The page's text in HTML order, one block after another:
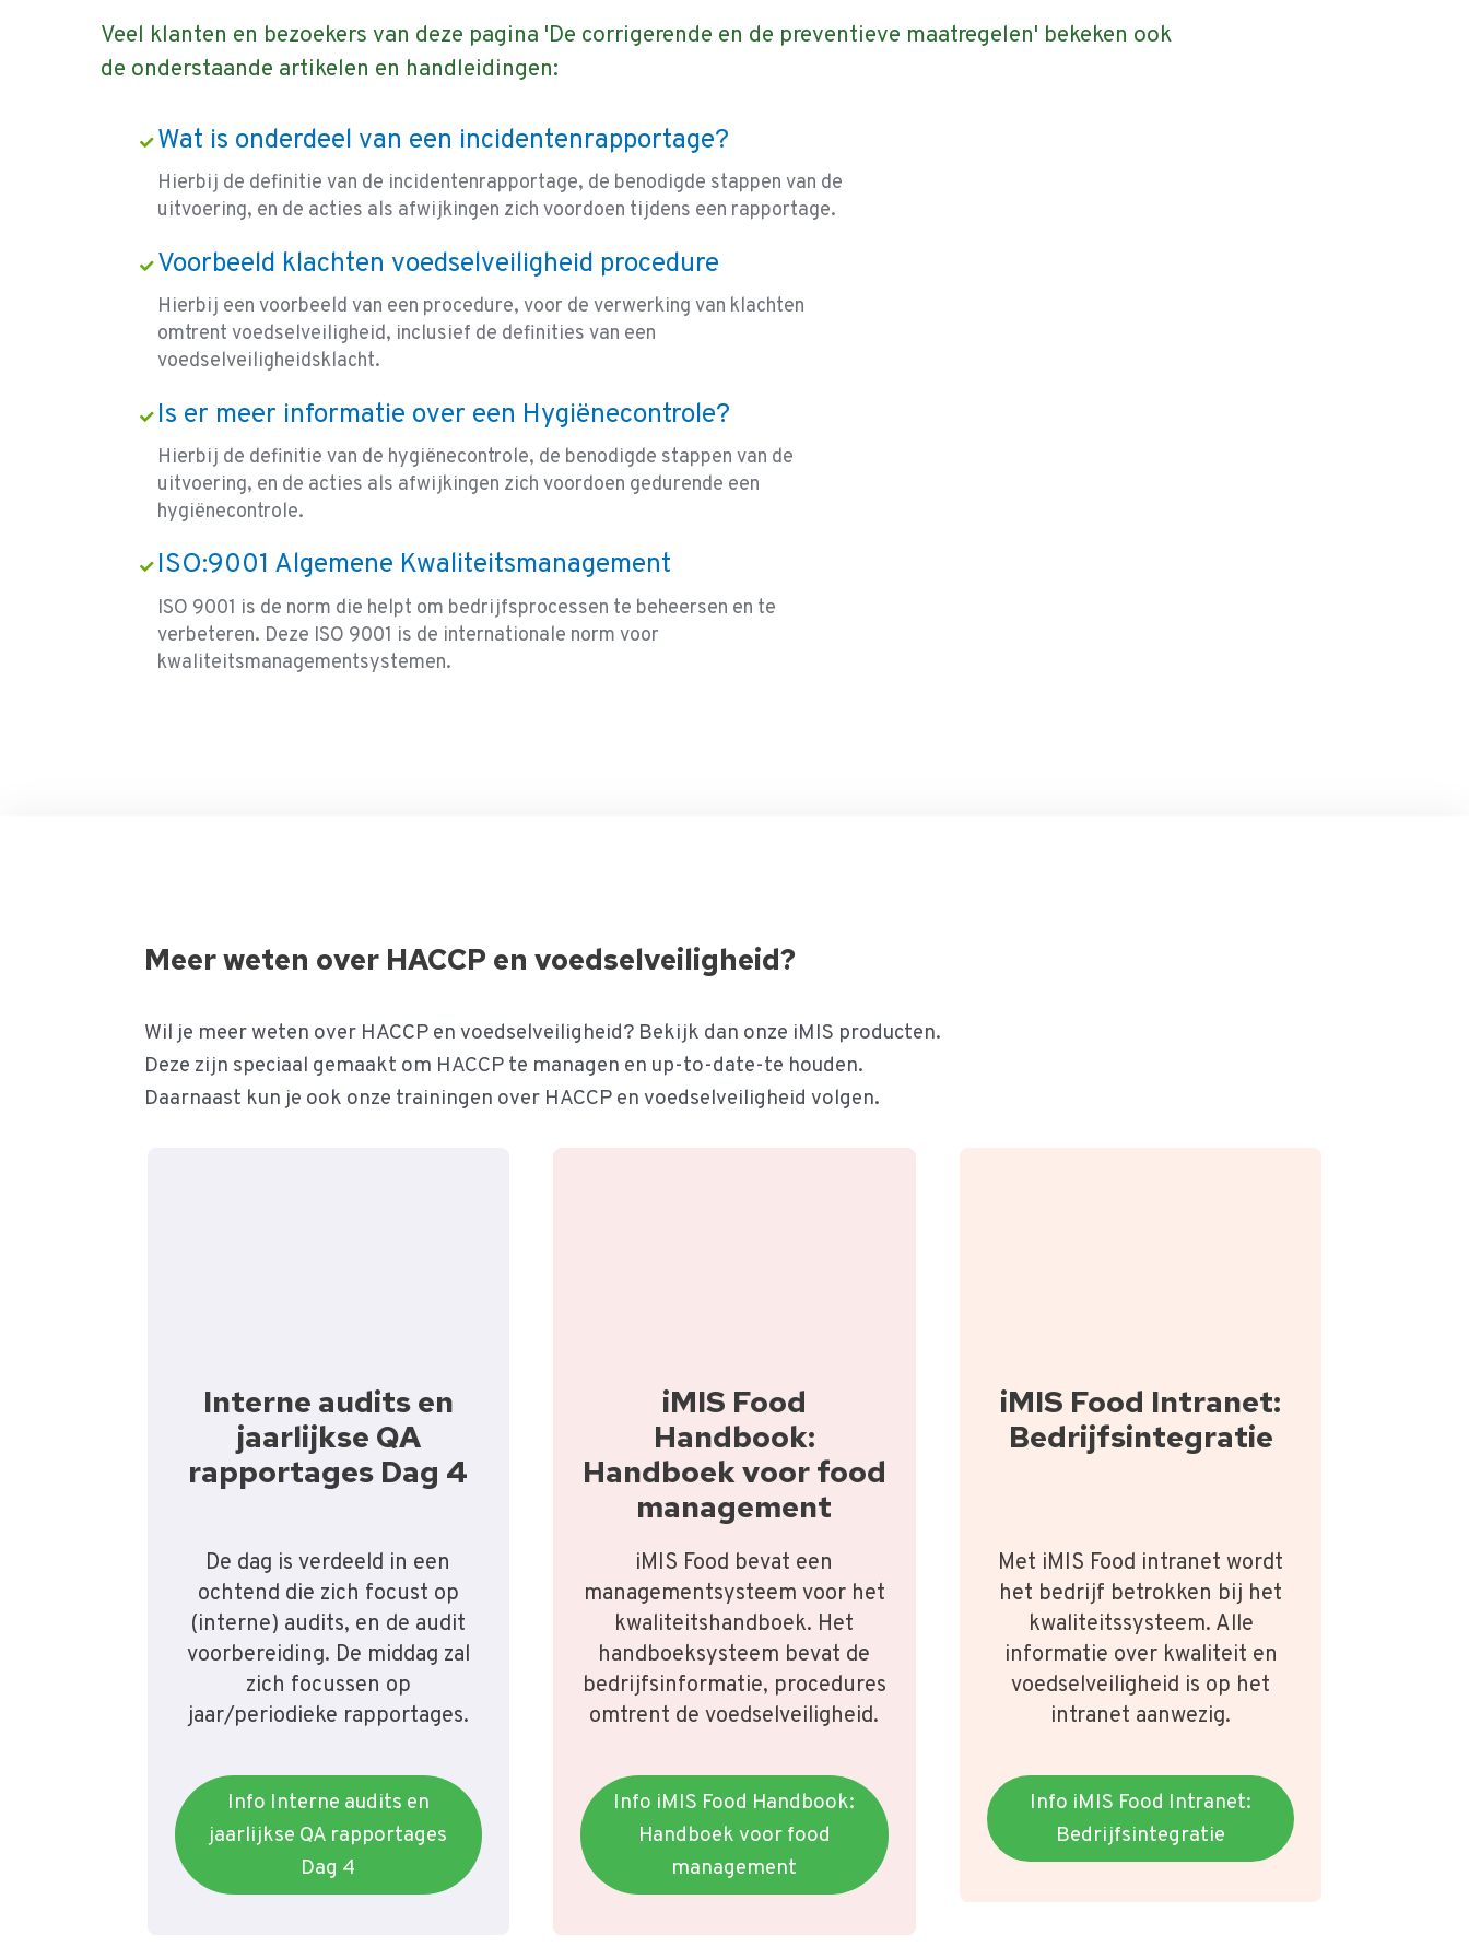
Veel klanten en bezoekers van deze pagina 'De corrigerende en de preventieve maatregelen' bekeken ook
de onderstaande artikelen en handleidingen:
Wat is onderdeel van een incidentenrapportage?
Hierbij de definitie van de incidentenrapportage, de benodigde stappen van de
uitvoering, en de acties als afwijkingen zich voordoen tijdens een rapportage.
Voorbeeld klachten voedselveiligheid procedure
Hierbij een voorbeeld van een procedure, voor de verwerking van klachten
omtrent voedselveiligheid, inclusief de definities van een
voedselveiligheidsklacht.
Is er meer informatie over een Hygiënecontrole?
Hierbij de definitie van de hygiënecontrole, de benodigde stappen van de
uitvoering, en de acties als afwijkingen zich voordoen gedurende een
hygiënecontrole.
ISO:9001 Algemene Kwaliteitsmanagement
ISO 9001 is de norm die helpt om bedrijfsprocessen te beheersen en te
verbeteren. Deze ISO 9001 is de internationale norm voor
kwaliteitsmanagementsystemen.
Meer weten over HACCP en voedselveiligheid?
Wil je meer weten over HACCP en voedselveiligheid? Bekijk dan onze iMIS producten.
Deze zijn speciaal gemaakt om HACCP te managen en up-to-date-te houden.
Daarnaast kun je ook onze trainingen over HACCP en voedselveiligheid volgen.
Interne audits en
jaarlijkse QA
rapportages Dag 4
De dag is verdeeld in een
ochtend die zich focust op
(interne) audits, en de audit
voorbereiding. De middag zal
zich focussen op
jaar/periodieke rapportages.
Info Interne audits en
jaarlijkse QA rapportages
Dag 4
iMIS Food
Handbook:
Handboek voor food
management
iMIS Food bevat een
managementsysteem voor het
kwaliteitshandboek. Het
handboeksysteem bevat de
bedrijfsinformatie, procedures
omtrent de voedselveiligheid.
Info iMIS Food Handbook:
Handboek voor food
management
iMIS Food Intranet:
Bedrijfsintegratie
Met iMIS Food intranet wordt
het bedrijf betrokken bij het
kwaliteitssysteem. Alle
informatie over kwaliteit en
voedselveiligheid is op het
intranet aanwezig.
Info iMIS Food Intranet:
Bedrijfsintegratie